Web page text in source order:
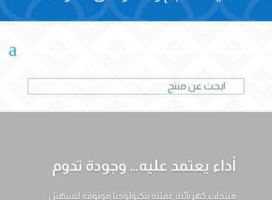
a
أداء يعتمد عليه… وجودة تدوم
منتجات كهربائية عملية بتكنولوجيا موثوقة لتسهيل